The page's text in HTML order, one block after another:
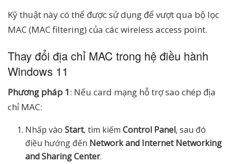
Kỹ thuật này có thể được sử dụng để vượt qua bộ lọc
MAC (MAC filtering) của các wireless access point.
Thay đổi địa chỉ MAC trong hệ điều hành
Windows 11
Phương pháp 1: Nếu card mạng hỗ trợ sao chép địa
chỉ MAC:
Nhấp vàoStart, tìm kiếmControl Panel, sau đó
điều hướng đến Network and Internet Networking
and Sharing Center.